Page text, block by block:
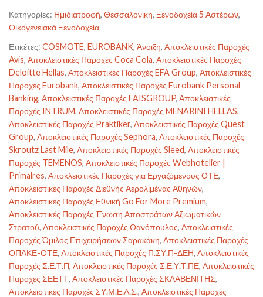
Κατηγορίες: Ημιδιατροφή, Θεσσαλονίκη, Ξενοδοχεία 5 Αστέρων,
Οικογενειακά Ξενοδοχεία
Ετικέτες: COSMOTE, EUROBANK, Άνοιξη, Αποκλειστικές Παροχές
Avis, Αποκλειστικές Παροχές Coca Cola, Αποκλειστικές Παροχές
Deloitte Hellas, Αποκλειστικές Παροχές EFA Group, Αποκλειστικές
Παροχές Eurobank, Αποκλειστικές Παροχές Eurobank Personal
Banking, Αποκλειστικές Παροχές FAISGROUP, Αποκλειστικές
Παροχές INTRUM, Αποκλειστικές Παροχές MENARINI HELLAS,
Αποκλειστικές Παροχές Praktiker, Αποκλειστικές Παροχές Quest
Group, Αποκλειστικές Παροχές Sephora, Αποκλειστικές Παροχές
Skroutz Last Mile, Αποκλειστικές Παροχές Sleed, Αποκλειστικές
Παροχές TEMENOS, Αποκλειστικές Παροχές Webhotelier |
Primalres, Αποκλειστικές Παροχές για Εργαζόμενους ΟΤΕ,
Αποκλειστικές Παροχές Διεθνής Αερολιμένας Αθηνών,
Αποκλειστικές Παροχές Εθνική Go For More Premium,
Αποκλειστικές Παροχές Ένωση Αποστράτων Αξιωματικών
Στρατού, Αποκλειστικές Παροχές Θανόπουλος, Αποκλειστικές
Παροχές Όμιλος Επιχειρήσεων Σαρακάκη, Αποκλειστικές Παροχές
ΟΠΑΚΕ-ΟΤΕ, Αποκλειστικές Παροχές Π.ΣΥ.Π-ΔΕΗ, Αποκλειστικές
Παροχές Σ.Ε.Τ.Π, Αποκλειστικές Παροχές Σ.Ε.Υ.Τ.ΠΕ, Αποκλειστικές
Παροχές ΣΕΕΤΤ, Αποκλειστικές Παροχές ΣΚΛΑΒΕΝΙΤΗΣ,
Αποκλειστικές Παροχές ΣΥ.Μ.Ε.Λ.Σ., Αποκλειστικές Παροχές